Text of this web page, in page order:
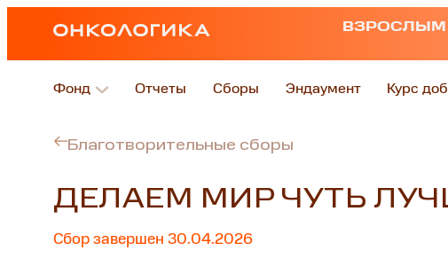
Фонд Отчеты Сборы Эндаумент Курс
Благотворительные сборы
ДЕЛАЕМ МИР ЧУТЬ
Сбор завершен 30.04.2026